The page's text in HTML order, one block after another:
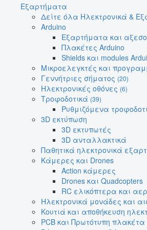
Εξαρτήματα
Δείτε όλα Ηλεκτρονικά &
Arduino
Εξαρτήματα και
Πλακέτες Arduino
Shields και modules
Μικροελεγκτές και
Γεννήτριες σήματος (20)
Ηλεκτρονικές οθόνες (6)
Τροφοδοτικά (39)
Ρυθμιζόμενα
3D εκτύπωση
3D εκτυπωτές
3D ανταλλακτικά
Παθητικά ηλεκτρονικά
Κάμερες και Drones
Action κάμερες
Drones και Quadcopters
RC ελικόπτερα και
Ηλεκτρονικά μονάδες και
Κουτιά και αποθήκευση
PCB και Πρωτότυπη πλακέτα